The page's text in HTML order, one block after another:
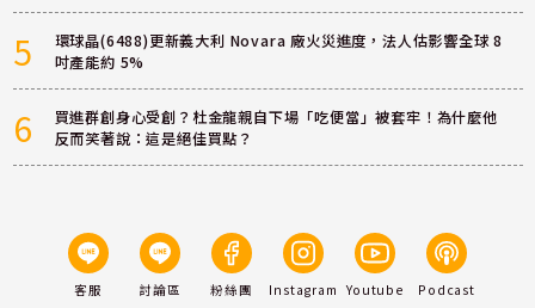
5
環球晶(6488)更新義大利 Novara 廠火災進度，法人估影響全球 8
吋產能約 5%
6
買進群創身心受創？杜金龍親自下場「吃便當」被套牢！為什麼他
反而笑著說：這是絕佳買點？
客服 討論區 粉絲團 Instagram Youtube Podcast